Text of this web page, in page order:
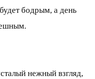
бодрым, а день
нежный взгляд,